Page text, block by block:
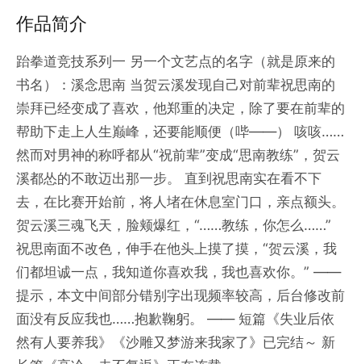
作品简介
跆拳道竞技系列一 另一个文艺点的名字（就是原来的
书名）：溪念思南 当贺云溪发现自己对前辈祝思南的
崇拜已经变成了喜欢，他郑重的决定，除了要在前辈的
帮助下走上人生巅峰，还要能顺便（哔——） 咳咳……
然而对男神的称呼都从“祝前辈”变成“思南教练”，贺云
溪都怂的不敢迈出那一步。 直到祝思南实在看不下
去，在比赛开始前，将人堵在休息室门口，亲点额头。
贺云溪三魂飞天，脸颊爆红，“……教练，你怎么……”
祝思南面不改色，伸手在他头上摸了摸，“贺云溪，我
们都坦诚一点，我知道你喜欢我，我也喜欢你。” ——
提示，本文中间部分错别字出现频率较高，后台修改前
面没有反应我也……抱歉鞠躬。 —— 短篇《失业后依
然有人要养我》《沙雕又梦游来我家了》已完结～ 新